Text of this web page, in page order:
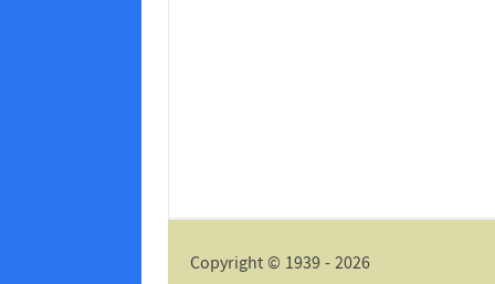
Copyright © 1939 - 2026